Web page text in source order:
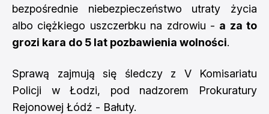
bezpośrednie niebezpieczeństwo utraty życia
albo ciężkiego uszczerbku na zdrowiu - a za to
grozi kara do 5 lat pozbawienia wolności.
Sprawą zajmują się śledczy z V Komisariatu
Policji w Łodzi, pod nadzorem Prokuratury
Rejonowej Łódź - Bałuty.